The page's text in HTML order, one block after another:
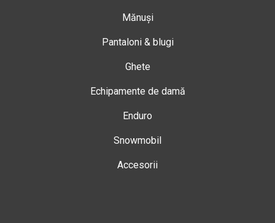
Mănuși
Pantaloni & blugi
Ghete
Echipamente de damă
Enduro
Snowmobil
Accesorii